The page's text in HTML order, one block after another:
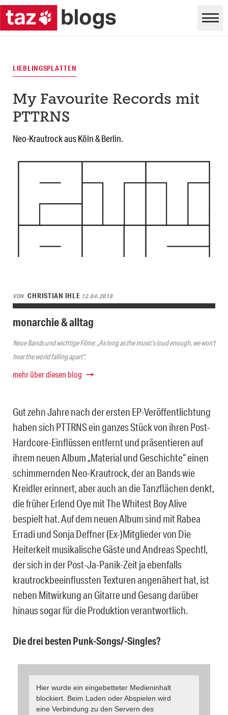
LIEBLINGSPLATTEN
My Favourite Records mit
PTTRNS
Neo-Krautrock aus Köln & Berlin.
VON CHRISTIAN IHLE 12.04.2018
monarchie & alltag
Neue Bands und wichtige Filme: „As long as the music’s loud enough, we won’t
hear the world falling apart“.
mehr über diesen blog
Gut zehn Jahre nach der ersten EP-Veröffentlichtung
haben sich PTTRNS ein ganzes Stück von ihren Post-
Hardcore-Einflüssen entfernt und präsentieren auf
ihrem neuen Album „Material und Geschichte“ einen
schimmernden Neo-Krautrock, der an Bands wie
Kreidler erinnert, aber auch an die Tanzflächen denkt,
die früher Erlend Oye mit The Whitest Boy Alive
bespielt hat. Auf dem neuen Album sind mit Rabea
Erradi und Sonja Deffner (Ex-)Mitglieder von Die
Heiterkeit musikalische Gäste und Andreas Spechtl,
der sich in der Post-Ja-Panik-Zeit ja ebenfalls
krautrockbeeinflussten Texturen angenähert hat, ist
neben Mitwirkung an Gitarre und Gesang darüber
hinaus sogar für die Produktion verantwortlich.
Die drei besten Punk-Songs/-Singles?
Hier wurde ein eingebetteter Medieninhalt
blockiert. Beim Laden oder Abspielen wird
eine Verbindung zu den Servern des